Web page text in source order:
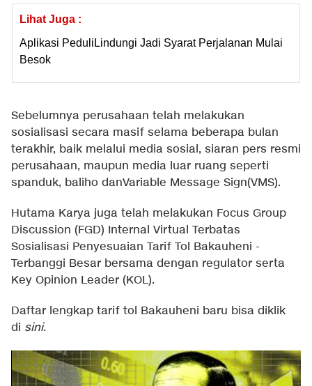
Lihat Juga :
Aplikasi PeduliLindungi Jadi Syarat Perjalanan Mulai
Besok
Sebelumnya perusahaan telah melakukan
sosialisasi secara masif selama beberapa bulan
terakhir, baik melalui media sosial, siaran pers resmi
perusahaan, maupun media luar ruang seperti
spanduk, baliho danVariable Message Sign(VMS).
Hutama Karya juga telah melakukan Focus Group
Discussion (FGD) Internal Virtual Terbatas
Sosialisasi Penyesuaian Tarif Tol Bakauheni -
Terbanggi Besar bersama dengan regulator serta
Key Opinion Leader (KOL).
Daftar lengkap tarif tol Bakauheni baru bisa diklik
di sini.